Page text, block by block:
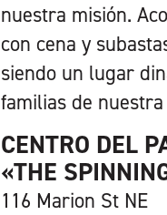
nuestra misión.
con cena y
siendo un lugar
familias de
CENTRO DEL
«THE
116 Marion St NE